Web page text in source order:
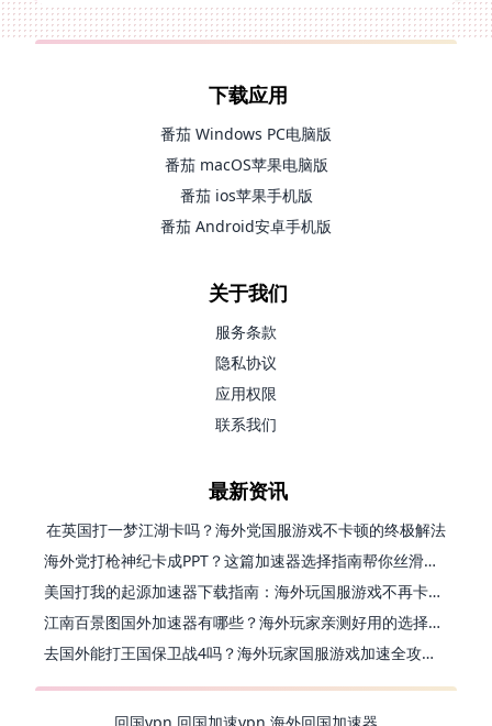
下载应用
番茄 Windows PC电脑版
番茄 macOS苹果电脑版
番茄 ios苹果手机版
番茄 Android安卓手机版
关于我们
服务条款
隐私协议
应用权限
联系我们
最新资讯
在英国打一梦江湖卡吗？海外党国服游戏不卡顿的终极解法
海外党打枪神纪卡成PPT？这篇加速器选择指南帮你丝滑上分
美国打我的起源加速器下载指南：海外玩国服游戏不再卡的终极方案
江南百景图国外加速器有哪些？海外玩家亲测好用的选择与避坑指南
去国外能打王国保卫战4吗？海外玩家国服游戏加速全攻略（附公主连结幻想江湖实测）